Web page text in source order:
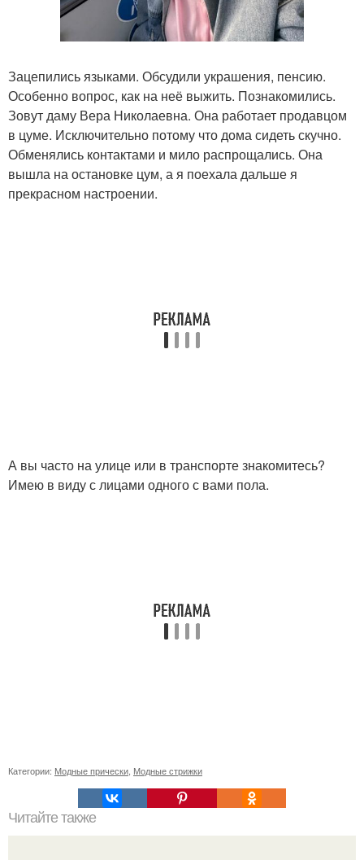
Зацепились языками. Обсудили украшения, пенсию.
Особенно вопрос, как на неё выжить. Познакомились.
Зовут даму Вера Николаевна. Она работает продавцом
в цуме. Исключительно потому что дома сидеть скучно.
Обменялись контактами и мило распрощались. Она
вышла на остановке цум, а я поехала дальше я
прекрасном настроении.
А вы часто на улице или в транспорте знакомитесь?
Имею в виду с лицами одного с вами пола.
Категории: Модные прически Модные стрижки
Читайте также